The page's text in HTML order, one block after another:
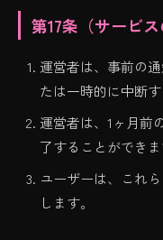
第17条（サービス
運営者は、事前の
たは一時的に中断す
運営者は、1ヶ月前
了することができま
ユーザーは、これ
します。